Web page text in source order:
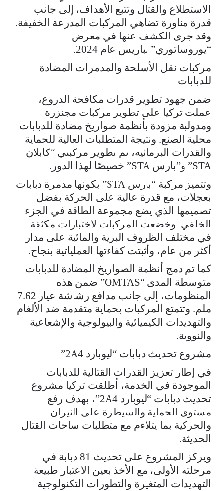
الاستطلاع والقتال وتتبع الأهداف، إلى جانب
قدرة مناورة تضاهي المركبات المدرعة الخفيفة.
وقد جرى الكشف عنها في معرض
“يوروساتوري” بباريس عام 2024.
مركبات نقل الأسلحة والمدمرات المضادة
للدبابات
ضمن جهود تطوير قدرات مكافحة الدروع،
عملت تركيا على تطوير مركبات مجنزرة
ومدولبة مزودة بأنظمة صواريخ مضادة للدبابات
محلية الصنع. ونتيجة المتطلبات العالية للحماية
والقدرات البرمائية، تم تطوير مركبتي “كابلان
STA” و”بارس STA” خصيصًا لهذا الدور.
وتتميز مركبة “بارس STA” بكونها مدمرة دبابات
بعجلات، مع قدرة عالية على الحركة بفضل
تصميمها الذي يضع مجموعة الطاقة في الجزء
الخلفي. وخضعت المركبات لاختبارات مكثفة
في مختلف الظروف البرية والمائية على مدار
أكثر من عام، وأثبتت كفاءتها العملياتية بنجاح.
كما تم دمج أنظمة الصواريخ المضادة للدبابات
متوسطة المدى “OMTAS” ضمن هذه
المنظومات، إلى جانب مدافع رشاشة عيار 7.62
ملم. وتتمتع المركبات بحماية متقدمة ضد الألغام
والتهديدات الكيميائية والبيولوجية والإشعاعية
والنووية.
مشروع تحديث دبابات “ليوبارد 2A4”
في إطار تعزيز القدرات القتالية للدبابات
الموجودة في الخدمة، أطلقت تركيا مشروع
تحديث دبابات “ليوبارد 2A4”، بهدف رفع
مستوى الحماية والسيطرة على النيران
والحركية بما يتلاءم مع متطلبات ساحات القتال
الحديثة.
ويركز المشروع على تحديث 81 دبابة في
مرحلته الأولى، مع الأخذ بعين الاعتبار طبيعة
التهديدات المتغيرة والتطورات التكنولوجية